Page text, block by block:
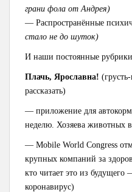
грани фола от Андрея)
— Распространённые
стало не до шуток)
И наши постоянные
Плачь, Ярославна!
рассказать)
— приложение для
неделю. Хозяева животных
— Mobile World Congress
крупных компаний за
кто читает это из будущего
коронавирус)